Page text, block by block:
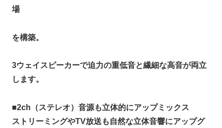
場
を構築。
3ウェイスピーカーで迫力の重低音と繊細な高音が両立
します。
■2ch（ステレオ）音源も立体的にアップミックス
ストリーミングやTV放送も自然な立体音響にアップグ